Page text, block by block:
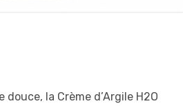
la Crème d’Argile H2O